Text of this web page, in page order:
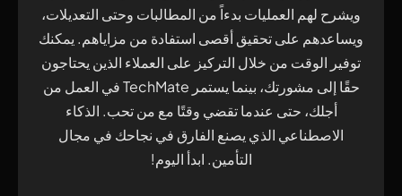
ويشرح لهم العمليات بدءاً من المطالبات وحتى التعديلات،
ويساعدهم على تحقيق أقصى استفادة من مزاياهم. يمكنك
توفير الوقت من خلال التركيز على العملاء الذين يحتاجون
حقًا إلى مشورتك، بينما يستمر TechMate في العمل من
أجلك، حتى عندما تقضي وقتًا مع من تحب. الذكاء
الاصطناعي الذي يصنع الفارق في نجاحك في مجال
التأمين. ابدأ اليوم!